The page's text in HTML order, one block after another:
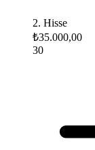
2. Hisse
₺35.000,00
30